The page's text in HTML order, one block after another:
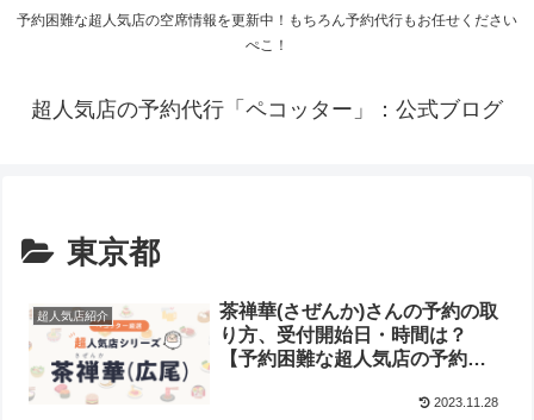
予約困難な超人気店の空席情報を更新中！もちろん予約代行もお任せください
ぺこ！
超人気店の予約代行「ペコッター」：公式ブログ
東京都
超人気店紹介
茶禅華(さぜんか)さんの予約の取
り方、受付開始日・時間は？
【予約困難な超人気店の予約方
2023.11.28